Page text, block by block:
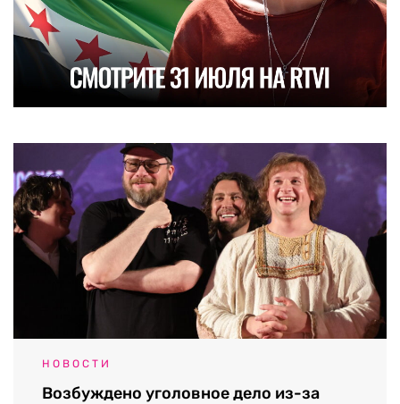
НОВОСТИ
Возбуждено уголовное дело из-за